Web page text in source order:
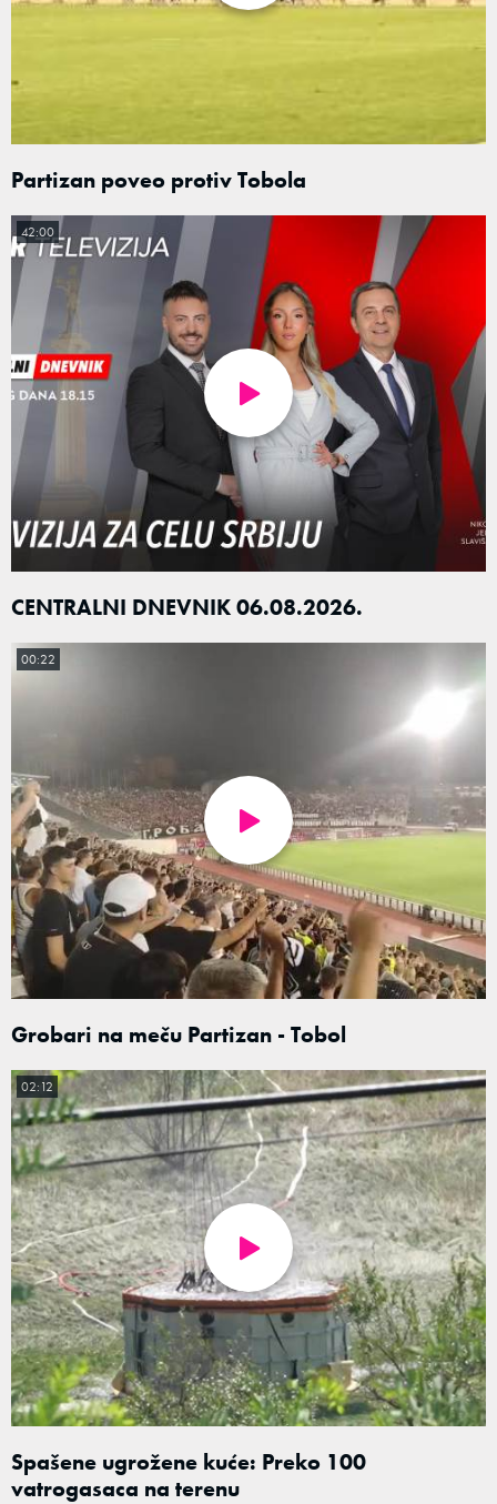
Partizan poveo protiv Tobola
CENTRALNI DNEVNIK 06.08.2026.
42:00
Grobari na meču Partizan - Tobol
00:22
Spašene ugrožene kuće: Preko 100
vatrogasaca na terenu
02:12